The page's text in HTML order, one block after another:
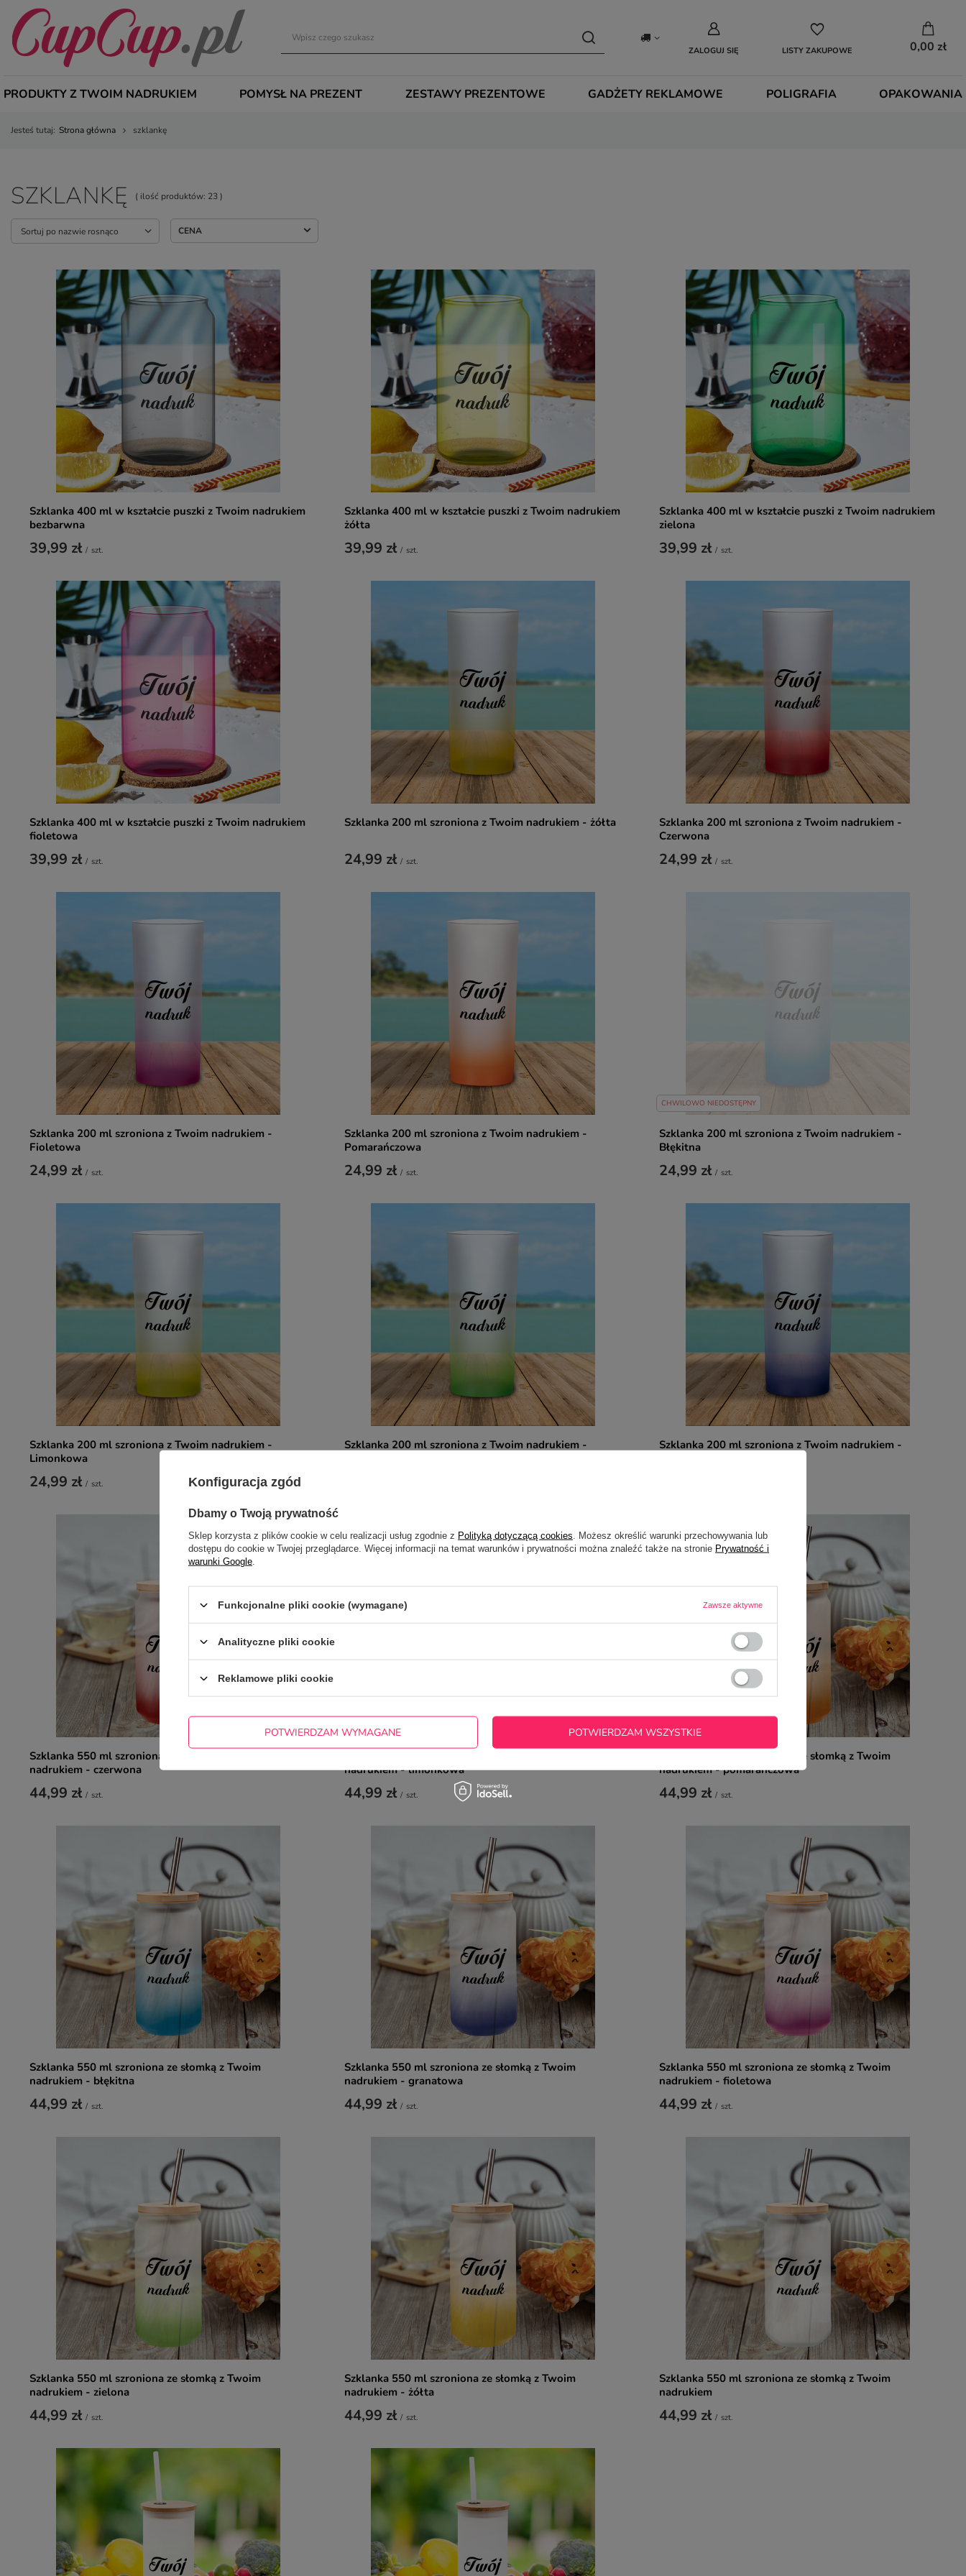
ZALOGUJ SIĘ LISTY ZAKUPOWE 0,00 zł
PRODUKTY Z TWOIM NADRUKIEM POMYSŁ NA PREZENT ZESTAWY PREZENTOWE GADŻETY REKLAMOWE POLIGRAFIA OPAKOWANIA
Jesteś tutaj: Strona główna szklankę
SZKLANKĘ ( ilość produktów: 23)
Sortuj po nazwie rosnąco CENA
Szklanka 400 ml w kształcie puszki z Twoim nadrukiem
bezbarwna
39,99 zł / szt.
Szklanka 400 ml w kształcie puszki z Twoim nadrukiem
żółta
39,99 zł / szt.
Szklanka 400 ml w kształcie puszki z Twoim nadrukiem
zielona
39,99 zł / szt.
Szklanka 400 ml w kształcie puszki z Twoim nadrukiem
fioletowa
39,99 zł / szt.
Szklanka 200 ml szroniona z Twoim nadrukiem - żółta
24,99 zł / szt.
Szklanka 200 ml szroniona z Twoim nadrukiem -
Czerwona
24,99 zł / szt.
Szklanka 200 ml szroniona z Twoim nadrukiem -
Fioletowa
24,99 zł / szt.
Szklanka 200 ml szroniona z Twoim nadrukiem -
Pomarańczowa
24,99 zł / szt.
CHWILOWO NIEDOSTĘPNY
Szklanka 200 ml szroniona z Twoim nadrukiem -
Błękitna
24,99 zł / szt.
Szklanka 200 ml szroniona z Twoim nadrukiem -
Limonkowa
24,99 zł / szt.
Szklanka 200 ml szroniona z Twoim nadrukiem -
Szklanka 200 ml szroniona z Twoim nadrukiem -
Szklanka 550 ml szroniona ze słomką z Twoim
nadrukiem - czerwona
44,99 zł / szt.
nadrukiem - limonkowa
44,99 zł / szt.
Szklanka 550 ml szroniona ze słomką z Twoim
nadrukiem - pomarańczowa
44,99 zł / szt.
Szklanka 550 ml szroniona ze słomką z Twoim
nadrukiem - błękitna
44,99 zł / szt.
Szklanka 550 ml szroniona ze słomką z Twoim
nadrukiem - granatowa
44,99 zł / szt.
Szklanka 550 ml szroniona ze słomką z Twoim
nadrukiem - fioletowa
44,99 zł / szt.
Szklanka 550 ml szroniona ze słomką z Twoim
nadrukiem - zielona
44,99 zł / szt.
Szklanka 550 ml szroniona ze słomką z Twoim
nadrukiem - żółta
44,99 zł / szt.
Szklanka 550 ml szroniona ze słomką z Twoim
nadrukiem
44,99 zł / szt.
Konfiguracja zgód
Dbamy o Twoją prywatność
Sklep korzysta z plików cookie w celu realizacji usług zgodnie z Polityką dotyczącą cookies . Możesz określić warunki przechowywania lub
dostępu do cookie w Twojej przeglądarce. Więcej informacji na temat warunków i prywatności można znaleźć także na stronie Prywatność i
warunki Google
Funkcjonalne pliki cookie (wymagane) Zawsze aktywne
Analityczne pliki cookie
Reklamowe pliki cookie
POTWIERDZAM WYMAGANE POTWIERDZAM WSZYSTKIE